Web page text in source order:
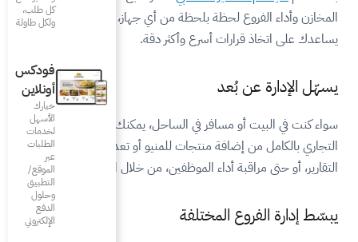
كل طلب،
ولكل طاولة
أونلاين
الأسهل
لخدمات
الطلبات
الموقع/
الدفع
الإلكتروني
أي جهاز، دون تأخير، وهو ما
دقة.
يمكنك إدارة نشاطك
أو تعديل الأسعار ومراجعة
من خلال الموبايل أو اللابتوب.